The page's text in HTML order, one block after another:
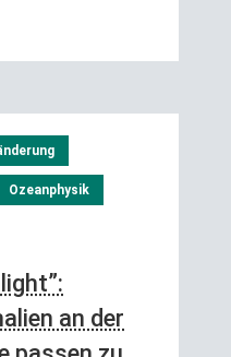
Ozeanphysik
an der